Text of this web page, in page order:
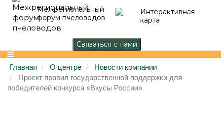
Межрегиональный
форум пчеловодов
Интерактивная
карта
Главная О центре
Новости компании
Проект правил государственной поддержки для
победителей конкурса «Вкусы России»